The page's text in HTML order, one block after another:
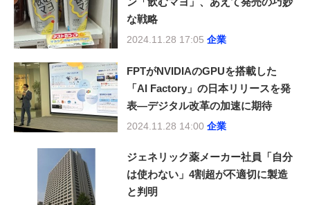
な戦略
2024.11.28 17:05 企業
FPTがNVIDIAのGPUを搭載した
「AI Factory」の日本リリースを発
表―デジタル改革の加速に期待
2024.11.28 14:00 企業
ジェネリック薬メーカー社員「自分
は使わない」4割超が不適切に製造
と判明